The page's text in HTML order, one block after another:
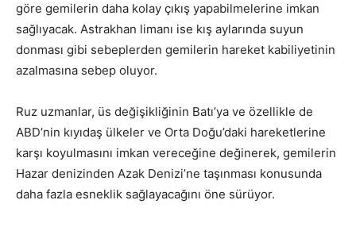
göre gemilerin daha kolay çıkış yapabilmelerine imkan
sağlıyacak. Astrakhan limanı ise kış aylarında suyun
donması gibi sebeplerden gemilerin hareket kabiliyetinin
azalmasına sebep oluyor.
Ruz uzmanlar, üs değişikliğinin Batı’ya ve özellikle de
ABD’nin kıyıdaş ülkeler ve Orta Doğu’daki hareketlerine
karşı koyulmasını imkan vereceğine değinerek, gemilerin
Hazar denizinden Azak Denizi’ne taşınması konusunda
daha fazla esneklik sağlayacağını öne sürüyor.